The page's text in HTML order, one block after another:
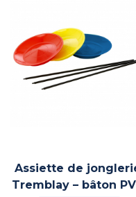
Assiette de
Tremblay – bâton